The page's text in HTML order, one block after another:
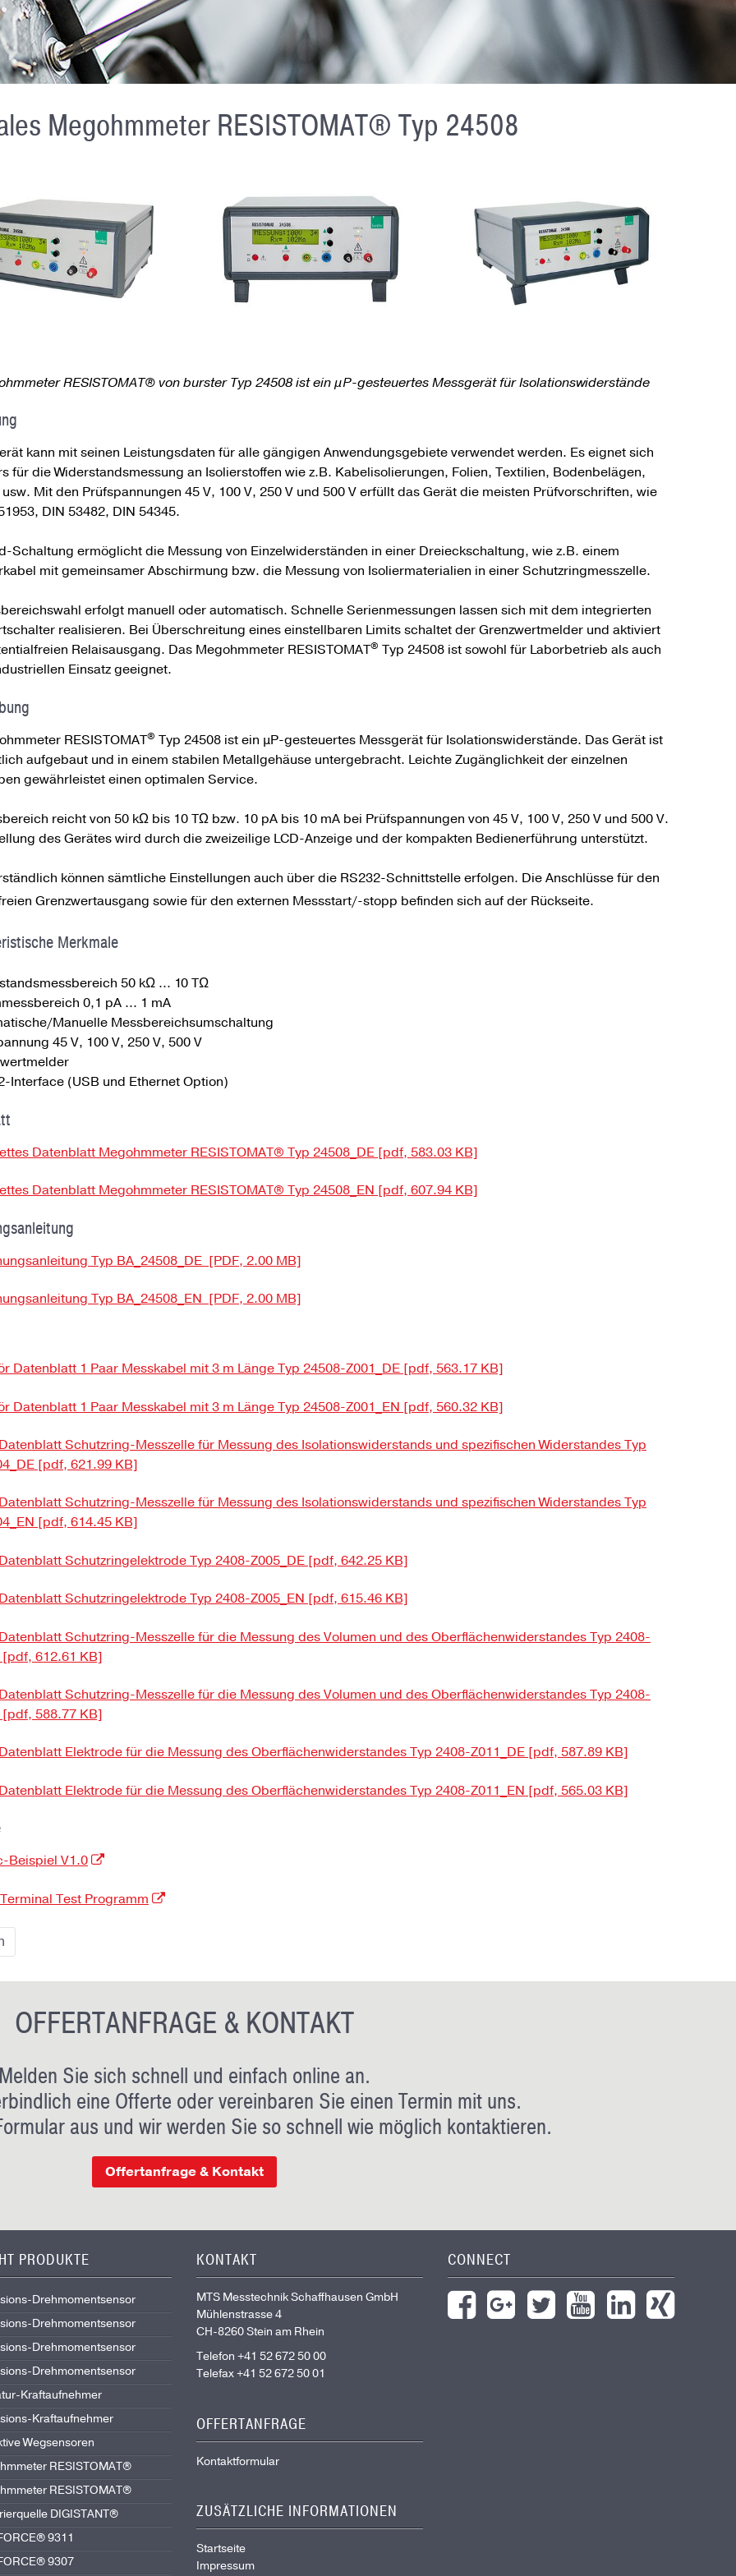
Megohmmeter RESISTOMAT® Typ 24508
RESISTOMAT® von burster Typ 24508 ist ein µP-gesteuertes Messgerät für Isolationswiderstände
kann mit seinen Leistungsdaten für alle gängigen Anwendungsgebiete verwendet werden. Es eignet sich
für die Widerstandsmessung an Isolierstoffen wie z.B. Kabelisolierungen, Folien, Textilien, Bodenbelägen,
Mit den Prüfspannungen 45 V, 100 V, 250 V und 500 V erfüllt das Gerät die meisten Prüfvorschriften, wie
DIN 53482, DIN 54345.
Schaltung ermöglicht die Messung von Einzelwiderständen in einer Dreieckschaltung, wie z.B. einem
mit gemeinsamer Abschirmung bzw. die Messung von Isoliermaterialien in einer Schutzringmesszelle.
erfolgt manuell oder automatisch. Schnelle Serienmessungen lassen sich mit dem integrierten
realisieren. Bei Überschreitung eines einstellbaren Limits schaltet der Grenzwertmelder und aktiviert
Relaisausgang. Das Megohmmeter RESISTOMAT® Typ 24508 ist sowohl für Laborbetrieb als auch
Einsatz geeignet.
RESISTOMAT® Typ 24508 ist ein µP-gesteuertes Messgerät für Isolationswiderstände. Das Gerät ist
aufgebaut und in einem stabilen Metallgehäuse untergebracht. Leichte Zugänglichkeit der einzelnen
gewährleistet einen optimalen Service.
reicht von 50 kΩ bis 10 TΩ bzw. 10 pA bis 10 mA bei Prüfspannungen von 45 V, 100 V, 250 V und 500 V.
des Gerätes wird durch die zweizeilige LCD-Anzeige und der kompakten Bedienerführung unterstützt.
können sämtliche Einstellungen auch über die RS232-Schnittstelle erfolgen. Die Anschlüsse für den
Grenzwertausgang sowie für den externen Messstart/-stopp befinden sich auf der Rückseite.
Merkmale
50 kΩ ... 10 TΩ
0,1 pA ... 1 mA
Manuelle Messbereichsumschaltung
45 V, 100 V, 250 V, 500 V
Interface (USB und Ethernet Option)
Datenblatt Megohmmeter RESISTOMAT® Typ 24508_DE [pdf, 583.03 KB]
Datenblatt Megohmmeter RESISTOMAT® Typ 24508_EN [pdf, 607.94 KB]
Typ BA_24508_DE [PDF, 2.00 MB]
Typ BA_24508_EN [PDF, 2.00 MB]
Datenblatt 1 Paar Messkabel mit 3 m Länge Typ 24508-Z001_DE [pdf, 563.17 KB]
Datenblatt 1 Paar Messkabel mit 3 m Länge Typ 24508-Z001_EN [pdf, 560.32 KB]
Schutzring-Messzelle für Messung des Isolationswiderstands und spezifischen Widerstandes Typ
[pdf, 621.99 KB]
Schutzring-Messzelle für Messung des Isolationswiderstands und spezifischen Widerstandes Typ
[pdf, 614.45 KB]
Schutzringelektrode Typ 2408-Z005_DE [pdf, 642.25 KB]
Schutzringelektrode Typ 2408-Z005_EN [pdf, 615.46 KB]
Schutzring-Messzelle für die Messung des Volumen und des Oberflächenwiderstandes Typ 2408-
[pdf, 612.61 KB]
Schutzring-Messzelle für die Messung des Volumen und des Oberflächenwiderstandes Typ 2408-
[pdf, 588.77 KB]
Elektrode für die Messung des Oberflächenwiderstandes Typ 2408-Z011_DE [pdf, 587.89 KB]
Elektrode für die Messung des Oberflächenwiderstandes Typ 2408-Z011_EN [pdf, 565.03 KB]
Beispiel V1.0
Test Programm
OFFERTANFRAGE & KONTAKT
Melden Sie sich schnell und einfach online an.
eine Offerte oder vereinbaren Sie einen Termin mit uns.
aus und wir werden Sie so schnell wie möglich kontaktieren.
Offertanfrage & Kontakt
PRODUKTE
Drehmomentsensor
Drehmomentsensor
Drehmomentsensor
Drehmomentsensor
Kraftaufnehmer
Kraftaufnehmer
Wegsensoren
RESISTOMAT®
RESISTOMAT®
DIGISTANT®
9311
9307
KONTAKT
MTS Messtechnik Schaffhausen GmbH
Mühlenstrasse 4
CH-8260 Stein am Rhein
Telefon +41 52 672 50 00
Telefax +41 52 672 50 01
OFFERTANFRAGE
Kontaktformular
ZUSÄTZLICHE INFORMATIONEN
Startseite
Impressum
CONNECT